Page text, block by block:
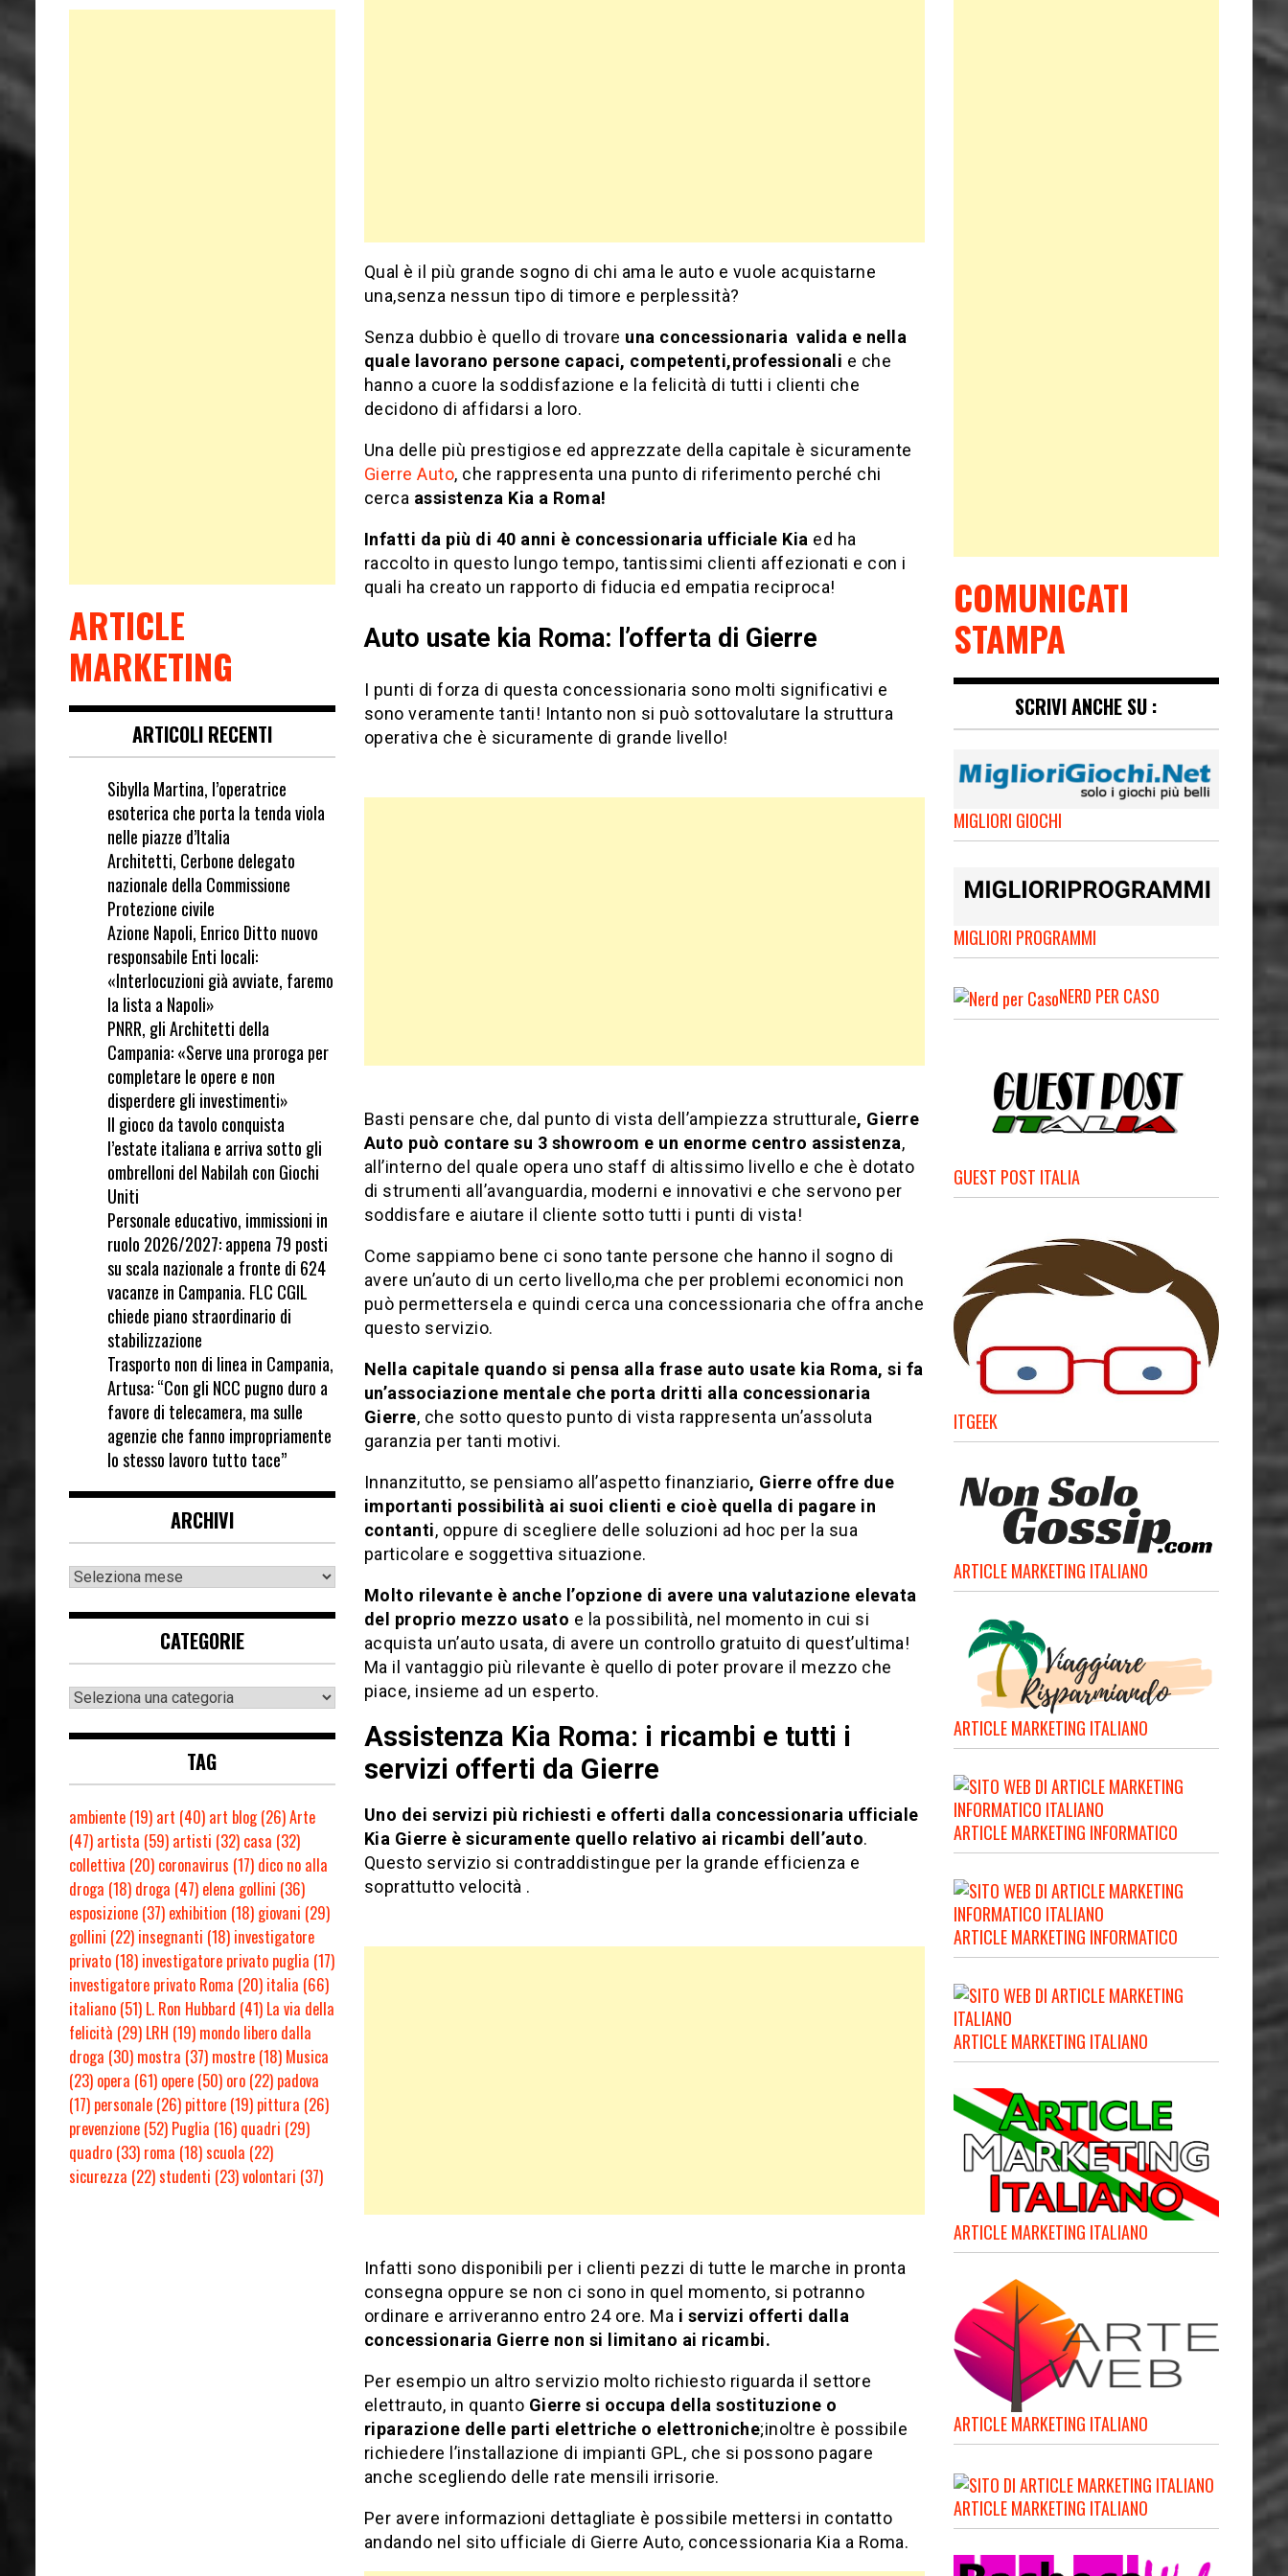
Qual è il più grande sogno di chi ama le auto e vuole acquistarne
una,senza nessun tipo di timore e perplessità?
Senza dubbio è quello di trovare una concessionaria valida e nella
quale lavorano persone capaci, competenti,professionali e che
hanno a cuore la soddisfazione e la felicità di tutti i clienti che
decidono di affidarsi a loro.
Una delle più prestigiose ed apprezzate della capitale è sicuramente
Gierre Auto, che rappresenta una punto di riferimento perché chi
cerca assistenza Kia a Roma!
Infatti da più di 40 anni è concessionaria ufficiale Kia ed ha
raccolto in questo lungo tempo, tantissimi clienti affezionati e con i
quali ha creato un rapporto di fiducia ed empatia reciproca!
Auto usate kia Roma: l’offerta di Gierre
I punti di forza di questa concessionaria sono molti significativi e
sono veramente tanti! Intanto non si può sottovalutare la struttura
operativa che è sicuramente di grande livello!
Basti pensare che, dal punto di vista dell’ampiezza strutturale, Gierre
Auto può contare su 3 showroom e un enorme centro assistenza,
all’interno del quale opera uno staff di altissimo livello e che è dotato
di strumenti all’avanguardia, moderni e innovativi e che servono per
soddisfare e aiutare il cliente sotto tutti i punti di vista!
Come sappiamo bene ci sono tante persone che hanno il sogno di
avere un’auto di un certo livello,ma che per problemi economici non
può permettersela e quindi cerca una concessionaria che offra anche
questo servizio.
Nella capitale quando si pensa alla frase auto usate kia Roma, si fa
un’associazione mentale che porta dritti alla concessionaria
Gierre, che sotto questo punto di vista rappresenta un’assoluta
garanzia per tanti motivi.
Innanzitutto, se pensiamo all’aspetto finanziario, Gierre offre due
importanti possibilità ai suoi clienti e cioè quella di pagare in
contanti, oppure di scegliere delle soluzioni ad hoc per la sua
particolare e soggettiva situazione.
Molto rilevante è anche l’opzione di avere una valutazione elevata
del proprio mezzo usato e la possibilità, nel momento in cui si
acquista un’auto usata, di avere un controllo gratuito di quest’ultima!
Ma il vantaggio più rilevante è quello di poter provare il mezzo che
piace, insieme ad un esperto.
Assistenza Kia Roma: i ricambi e tutti i
servizi offerti da Gierre
Uno dei servizi più richiesti e offerti dalla concessionaria ufficiale
Kia Gierre è sicuramente quello relativo ai ricambi dell’auto.
Questo servizio si contraddistingue per la grande efficienza e
soprattutto velocità .
Infatti sono disponibili per i clienti pezzi di tutte le marche in pronta
consegna oppure se non ci sono in quel momento, si potranno
ordinare e arriveranno entro 24 ore. Ma i servizi offerti dalla
concessionaria Gierre non si limitano ai ricambi.
Per esempio un altro servizio molto richiesto riguarda il settore
elettrauto, in quanto Gierre si occupa della sostituzione o
riparazione delle parti elettriche o elettroniche;inoltre è possibile
richiedere l’installazione di impianti GPL, che si possono pagare
anche scegliendo delle rate mensili irrisorie.
Per avere informazioni dettagliate è possibile mettersi in contatto
andando nel sito ufficiale di Gierre Auto, concessionaria Kia a Roma.
ARTICLE
MARKETING
ARTICOLI RECENTI
Sibylla Martina, l’operatrice
esoterica che porta la tenda viola
nelle piazze d’Italia
Architetti, Cerbone delegato
nazionale della Commissione
Protezione civile
Azione Napoli, Enrico Ditto nuovo
responsabile Enti locali:
«Interlocuzioni già avviate, faremo
la lista a Napoli»
PNRR, gli Architetti della
Campania: «Serve una proroga per
completare le opere e non
disperdere gli investimenti»
Il gioco da tavolo conquista
l’estate italiana e arriva sotto gli
ombrelloni del Nabilah con Giochi
Uniti
Personale educativo, immissioni in
ruolo 2026/2027: appena 79 posti
su scala nazionale a fronte di 624
vacanze in Campania. FLC CGIL
chiede piano straordinario di
stabilizzazione
Trasporto non di linea in Campania,
Artusa: “Con gli NCC pugno duro a
favore di telecamera, ma sulle
agenzie che fanno impropriamente
lo stesso lavoro tutto tace”
ARCHIVI
CATEGORIE
TAG
ambiente (19) art (40) art blog(26)Arte
(47) artista (59) artisti (32) casa (32)
collettiva (20) coronavirus (17) dico no alla
droga (18) droga (47) elena gollini (36)
esposizione (37) exhibition (18) giovani (29)
gollini (22) insegnanti (18) investigatore
privato (18) investigatore privato puglia (17)
investigatore privato Roma (20) italia (66)
italiano (51) L. Ron Hubbard (41) La via della
felicità (29) LRH (19) mondo libero dalla
droga (30) mostra (37) mostre (18) Musica
(23) opera (61) opere (50) oro (22) padova
(17) personale (26) pittore (19) pittura (26)
prevenzione (52) Puglia (16) quadri (29)
quadro (33) roma (18)scuola (22)
sicurezza (22)studenti (23)volontari (37)
COMUNICATI
STAMPA
SCRIVI ANCHE SU :
MIGLIORI GIOCHI
MIGLIORI PROGRAMMI
NERD PER CASO
GUEST POST ITALIA
ITGEEK
ARTICLE MARKETING ITALIANO
ARTICLE MARKETING ITALIANO
ARTICLE MARKETING INFORMATICO
ARTICLE MARKETING INFORMATICO
ARTICLE MARKETING ITALIANO
ARTICLE MARKETING ITALIANO
ARTICLE MARKETING ITALIANO
ARTICLE MARKETING ITALIANO